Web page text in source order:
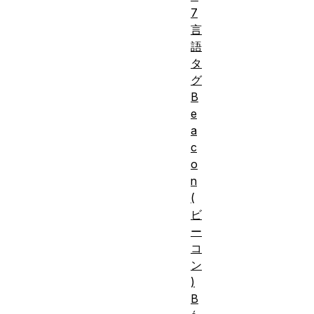
7
言
語
タ
グ
B
e
a
c
o
n
(
ビ
ー
コ
ン
)
B